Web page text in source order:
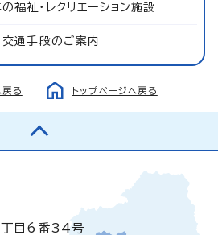
福祉・レクリエーション施設
交通手段のご案内
戻る トップページへ戻る
丁目6番34号